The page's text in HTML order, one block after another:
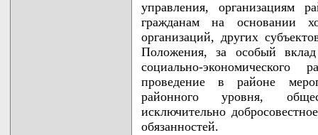
управления, организациям
гражданам на основании
организаций, других
Положения, за особый
социально-
проведение в районе
районного уровня,
исключительно
обязанностей.